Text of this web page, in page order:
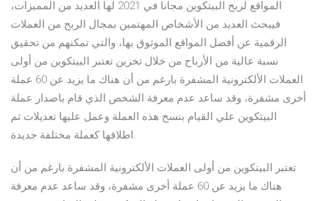
المواقع لربح البيتكوين مجانا في 2021 لها العديد من المميزات،
فيبحث العديد من الأشخاص المهتمين بمجال الربح من العملات
الرقمية عن أفضل المواقع الموثوق بها، والتي تمكنهم من تحقيق
نسبة عالية من الأرباح من خلال تخزين تعتبر البيتكوين من أولى
العملات الألكترونية المشفرة بارغم من أن هناك ما يزيد عن 60 عملة
أخرى مشفرة، وقد ساعد عدم معرفة الشخص الذي قام باصدار عملة
البيتكوين علي القيام بنسخ هذه العملة وعمل عليها تعديلات ثم
اطلاقها كعملة مختلفة جديدة.
تعتبر البيتكوين من أولى العملات الألكترونية المشفرة بارغم من أن
هناك ما يزيد عن 60 عملة أخرى مشفرة، وقد ساعد عدم معرفة